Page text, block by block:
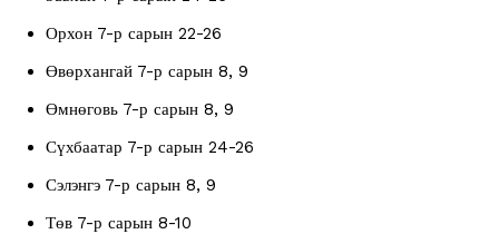
Орхон 7-р сарын 22-26
Өвөрхангай 7-р сарын 8, 9
Өмнөговь 7-р сарын 8, 9
Сүхбаатар 7-р сарын 24-26
Сэлэнгэ 7-р сарын 8, 9
Төв 7-р сарын 8-10